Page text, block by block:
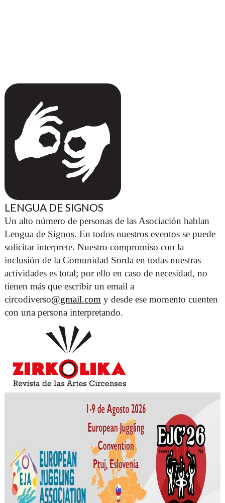
LENGUA DE SIGNOS
Un alto número de personas de las Asociación hablan
Lengua de Signos. En todos nuestros eventos se puede
solicitar interprete. Nuestro compromiso con la
inclusión de la Comunidad Sorda en todas nuestras
actividades es total; por ello en caso de necesidad, no
tienen más que escribir un email a
circodiverso@gmail.com y desde ese momento cuenten
con una persona interpretando.